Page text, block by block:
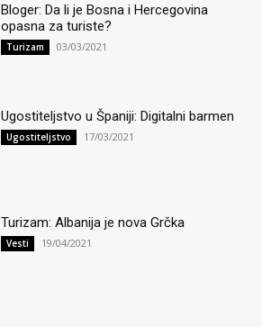
Bloger: Da li je Bosna i Hercegovina
opasna za turiste?
Turizam 03/03/2021
Ugostiteljstvo u Španiji: Digitalni barmen
Ugostiteljstvo 17/03/2021
Turizam: Albanija je nova Grčka
Vesti 19/04/2021